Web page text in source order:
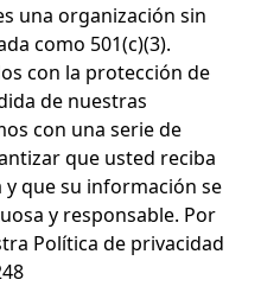
una organización sin
como 501(c)(3).
con la protección de
de nuestras
con una serie de
que usted reciba
y que su información se
y responsable. Por
Política de privacidad